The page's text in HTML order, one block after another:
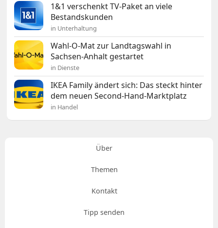
1&1 verschenkt TV-Paket an viele
Bestandskunden
in Unterhaltung
Wahl-O-Mat zur Landtagswahl in
Sachsen-Anhalt gestartet
in Dienste
IKEA Family ändert sich: Das steckt hinter
dem neuen Second-Hand-Marktplatz
in Handel
Über
Themen
Kontakt
Tipp senden